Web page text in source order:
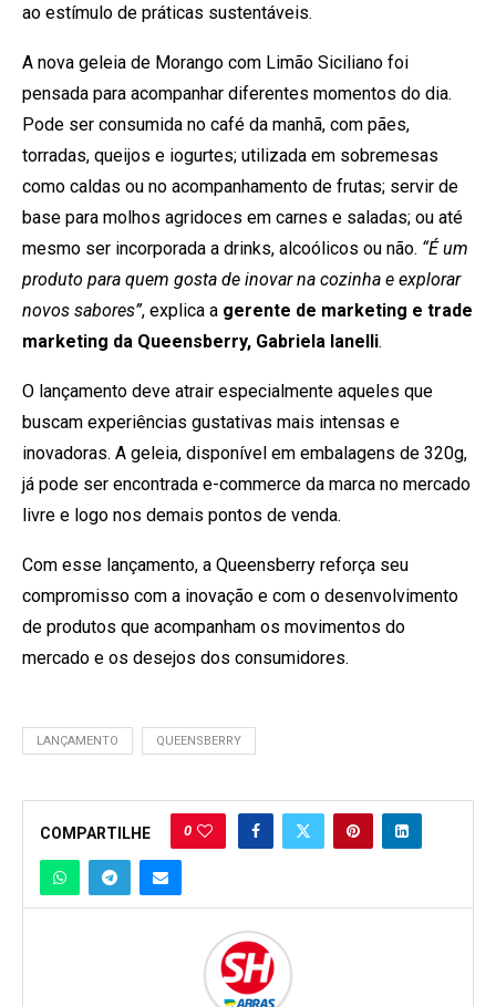
ao estímulo de práticas sustentáveis.
A nova geleia de Morango com Limão Siciliano foi
pensada para acompanhar diferentes momentos do dia.
Pode ser consumida no café da manhã, com pães,
torradas, queijos e iogurtes; utilizada em sobremesas
como caldas ou no acompanhamento de frutas; servir de
base para molhos agridoces em carnes e saladas; ou até
mesmo ser incorporada a drinks, alcoólicos ou não. “É um
produto para quem gosta de inovar na cozinha e explorar
novos sabores”, explica a gerente de marketing e trade
marketing da Queensberry, Gabriela Ianelli.
O lançamento deve atrair especialmente aqueles que
buscam experiências gustativas mais intensas e
inovadoras. A geleia, disponível em embalagens de 320g,
já pode ser encontrada e-commerce da marca no mercado
livre e logo nos demais pontos de venda.
Com esse lançamento, a Queensberry reforça seu
compromisso com a inovação e com o desenvolvimento
de produtos que acompanham os movimentos do
mercado e os desejos dos consumidores.
LANÇAMENTO QUEENSBERRY
COMPARTILHE 0